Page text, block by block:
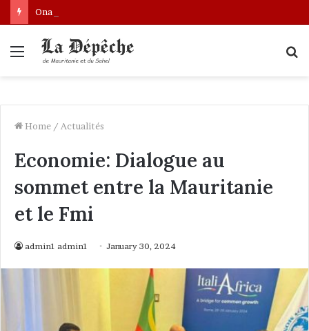
Ona: le nouveau bâtonnier installé
Menu
Home / Actualités
Economie: Dialogue au
sommet entre la Mauritanie
et le Fmi
admin1 admin1 January 30, 2024